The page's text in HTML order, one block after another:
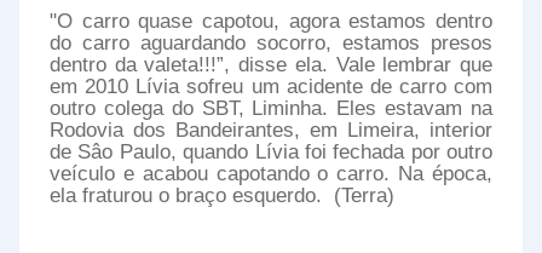
"O carro quase capotou, agora estamos dentro
do carro aguardando socorro, estamos presos
dentro da valeta!!!”, disse ela. Vale lembrar que
em 2010 Lívia sofreu um acidente de carro com
outro colega do SBT, Liminha. Eles estavam na
Rodovia dos Bandeirantes, em Limeira, interior
de Sâo Paulo, quando Lívia foi fechada por outro
veículo e acabou capotando o carro. Na época,
ela fraturou o braço esquerdo. (Terra)